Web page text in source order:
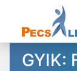
GYIK: